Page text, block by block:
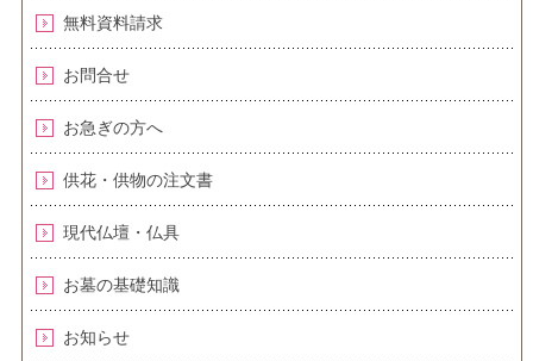
無料資料請求
お問合せ
お急ぎの方へ
供花・供物の注文書
現代仏壇・仏具
お墓の基礎知識
お知らせ